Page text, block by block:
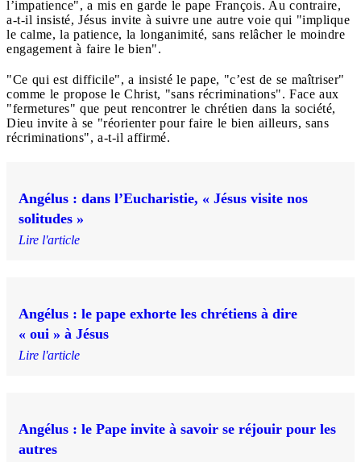
l’impatience", a mis en garde le pape François. Au contraire,
a-t-il insisté, Jésus invite à suivre une autre voie qui "implique
le calme, la patience, la longanimité, sans relâcher le moindre
engagement à faire le bien".
"Ce qui est difficile", a insisté le pape, "c’est de se maîtriser"
comme le propose le Christ, "sans récriminations". Face aux
"fermetures" que peut rencontrer le chrétien dans la société,
Dieu invite à se "réorienter pour faire le bien ailleurs, sans
récriminations", a-t-il affirmé.
Angélus : dans l’Eucharistie, « Jésus visite nos
solitudes »
Lire l'article
Angélus : le pape exhorte les chrétiens à dire
« oui » à Jésus
Lire l'article
Angélus : le Pape invite à savoir se réjouir pour les
autres